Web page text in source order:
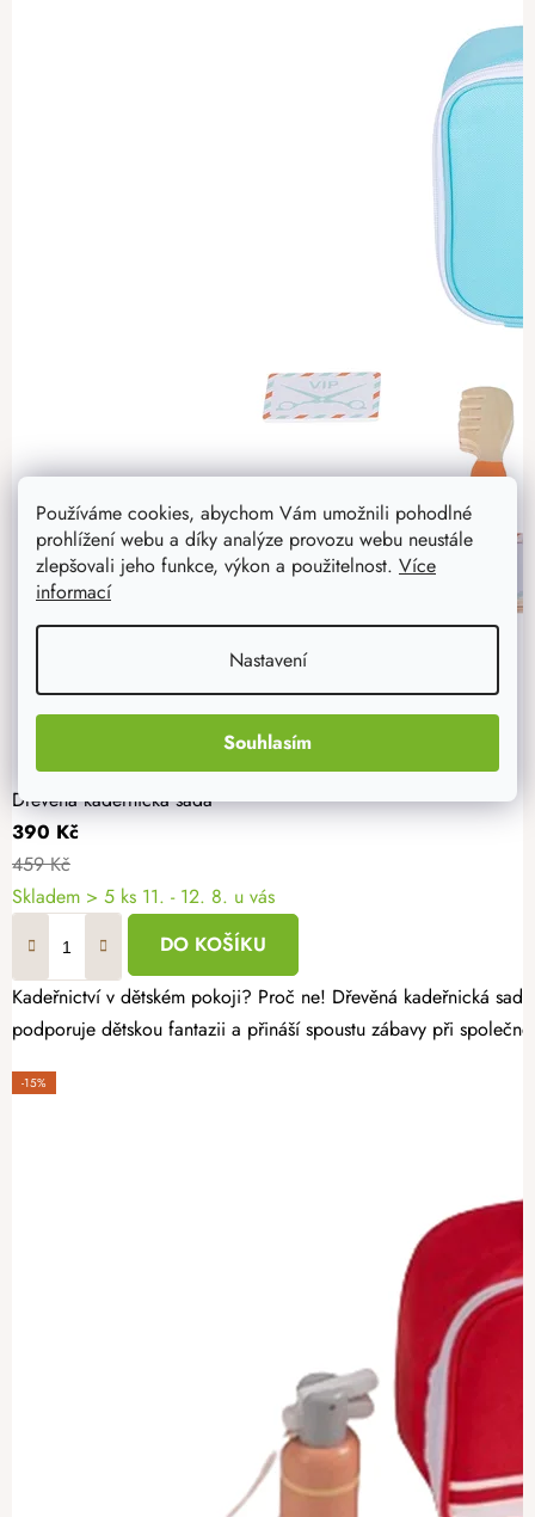
Používáme cookies, abychom Vám umožnili pohodlné
prohlížení webu a díky analýze provozu webu neustále
zlepšovali jeho funkce, výkon a použitelnost. Více
informací
Nastavení
Souhlasím
Dřevěná kadeřnická sada
390 Kč
459 Kč
Skladem > 5 ks 11. - 12. 8. u vás
DO KOŠÍKU
Kadeřnictví v dětském pokoji? Proč ne! Dřevěná kadeřnická
podporuje dětskou fantazii a přináší spoustu zábavy při
-15%